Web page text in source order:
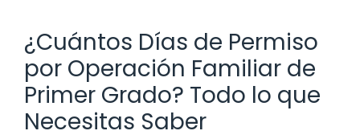
¿Cuántos Días de Permiso
por Operación Familiar de
Primer Grado? Todo lo que
Necesitas Saber